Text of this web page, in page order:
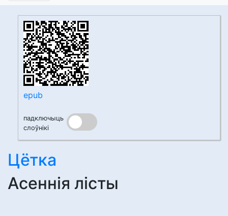
epub
падключыць
слоўнікі
Цётка
Асеннія лісты